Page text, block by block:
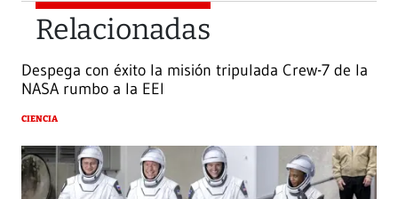
Relacionadas
Despega con éxito la misión tripulada Crew-7 de la
NASA rumbo a la EEI
CIENCIA